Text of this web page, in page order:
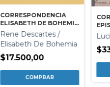
CORRESPONDENCIA
ELISABETH DE BOHEMIA
Y RENE DESCARTES
Rene Descartes /
Elisabeth De Bohemia
$17.500,00